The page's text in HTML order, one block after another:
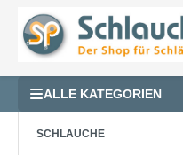
ALLE KATEGORIEN
SCHLÄUCHE